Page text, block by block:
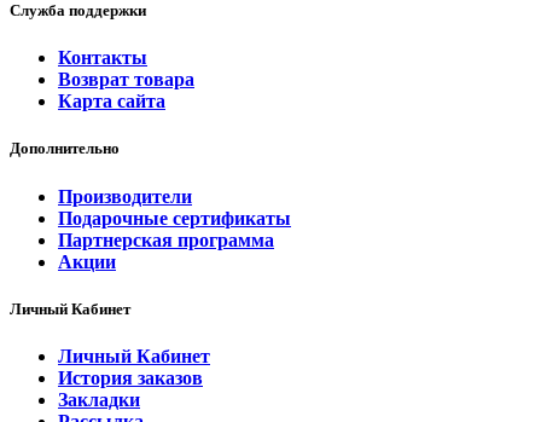
Служба поддержки
Контакты
Возврат товара
Карта сайта
Дополнительно
Производители
Подарочные сертификаты
Партнерская программа
Акции
Личный Кабинет
Личный Кабинет
История заказов
Закладки